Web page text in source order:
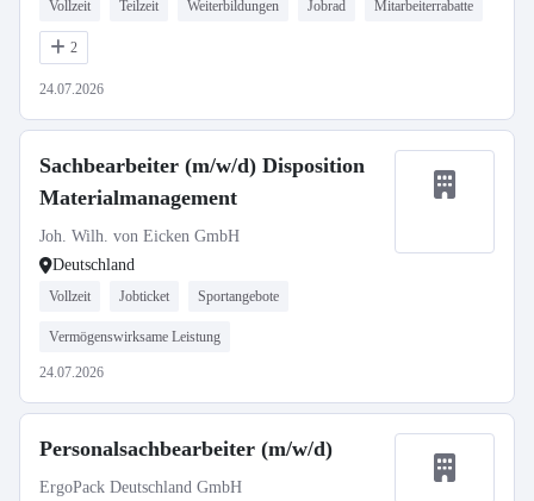
Vollzeit Teilzeit Weiterbildungen Jobrad Mitarbeiterrabatte
2
24.07.2026
Sachbearbeiter (m/w/d) Disposition
Materialmanagement
Joh. Wilh. von Eicken GmbH
Deutschland
Vollzeit Jobticket Sportangebote
Vermögenswirksame Leistung
24.07.2026
Personalsachbearbeiter (m/w/d)
ErgoPack Deutschland GmbH